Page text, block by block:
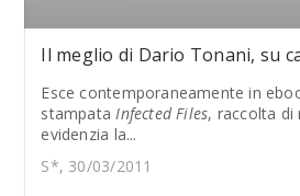
Il meglio di Dario Tonani, su
Esce contemporaneamente in
stampataInfected Files, raccolta di
evidenzia la...
S*, 30/03/2011